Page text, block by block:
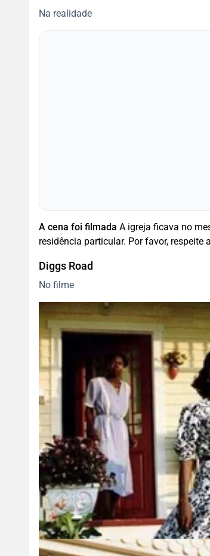
Na realidade
A cena foi filmada A igreja ficava no
residência particular. Por favor,
Diggs Road
No filme